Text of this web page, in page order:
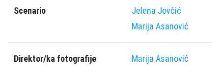
Scenario
Jelena Jovčić
Marija Asanović
Direktor/ka fotografije Marija Asanović